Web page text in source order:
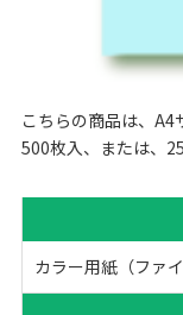
こちらの商品は、A4
500枚入、または、
カラー用紙（ファイ